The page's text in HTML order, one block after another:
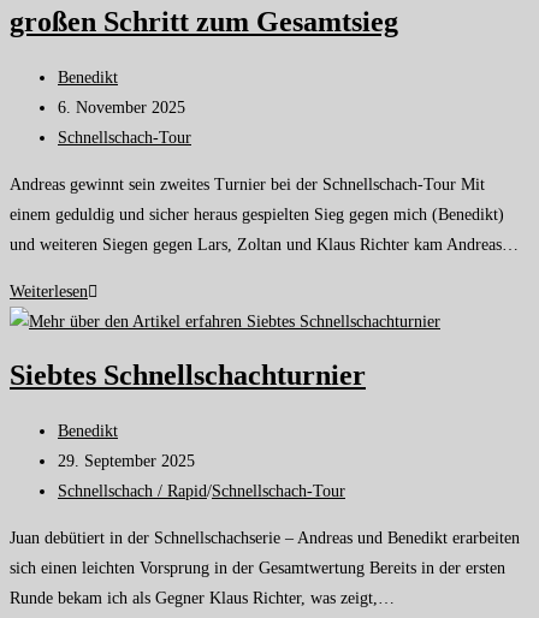
großen Schritt zum Gesamtsieg
Benedikt
6. November 2025
Schnellschach-Tour
Andreas gewinnt sein zweites Turnier bei der Schnellschach-Tour Mit
einem geduldig und sicher heraus gespielten Sieg gegen mich (Benedikt)
und weiteren Siegen gegen Lars, Zoltan und Klaus Richter kam Andreas…
Weiterlesen
Siebtes Schnellschachturnier
Benedikt
29. September 2025
Schnellschach / Rapid/Schnellschach-Tour
Juan debütiert in der Schnellschachserie – Andreas und Benedikt erarbeiten
sich einen leichten Vorsprung in der Gesamtwertung Bereits in der ersten
Runde bekam ich als Gegner Klaus Richter, was zeigt,…